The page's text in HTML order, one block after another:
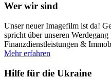
Wer wir sind
Unser neuer Imagefilm ist da!
spricht über unseren
Finanzdienstleistungen &
Mehr erfahren
Hilfe für die Ukraine